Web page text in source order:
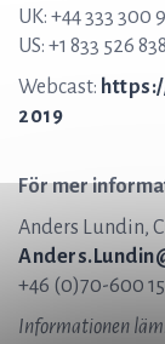
UK: +44 333 300
US: +1 833 526
Webcast:
2019
För mer
Anders Lundin,
+46 (0)70-600
Informationen